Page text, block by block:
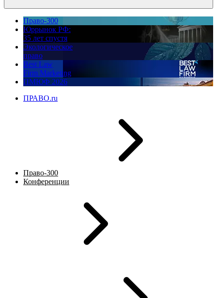
Право-300
Юррынок РФ:
35 лет спустя
Экологическое
право
Best Law
Firm Marketing
ПМЮФ 2026
ПРАВО.ru
Право-300
Конференции